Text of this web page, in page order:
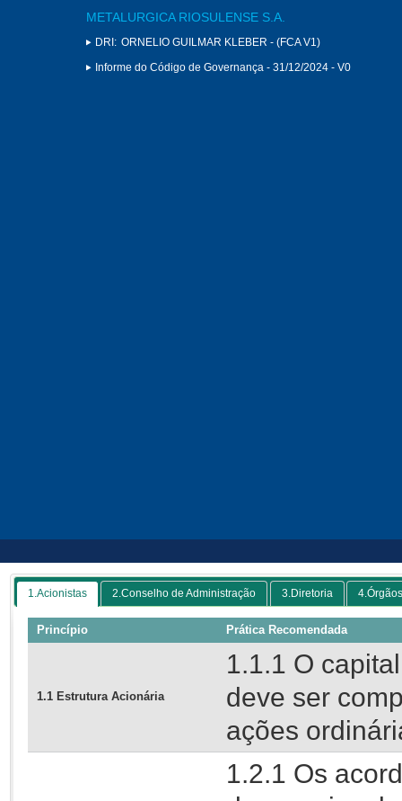
METALURGICA RIOSULENSE S.A.
DRI: ORNELIO GUILMAR KLEBER - (FCA V1)
Informe do Código de Governança - 31/12/2024 - V0